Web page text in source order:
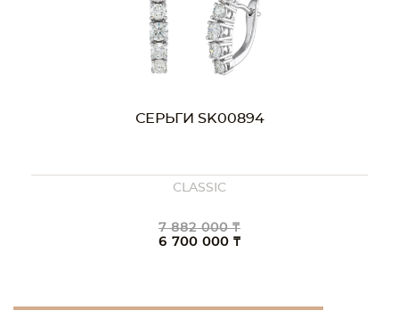
СЕРЬГИ SK00894
CLASSIC
7 882 000 ₸
6 700 000 ₸